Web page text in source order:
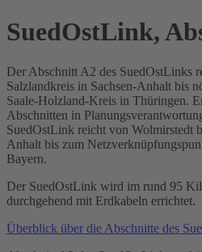
SuedOstLink,
Der Abschnitt A2 des SuedOstLinks
Salzlandkreis in Sachsen-Anhalt bis
Saale-Holzland-Kreis in Thüringen.
Abschnitten in
SuedOstLink reicht von Wolmirstedt
Anhalt bis zum
Bayern.
Der SuedOstLink wird im rund 95
durchgehend mit Erdkabeln errichtet.
Überblick über die Abschnitte des